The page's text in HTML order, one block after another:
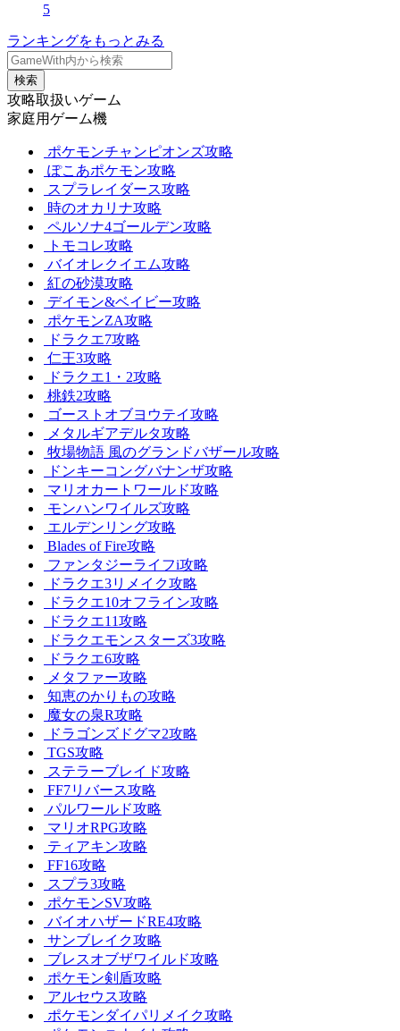
5
ランキングをもっとみる
検索
攻略取扱いゲーム
家庭用ゲーム機
ポケモンチャンピオンズ攻略
ぽこあポケモン攻略
スプラレイダース攻略
時のオカリナ攻略
ペルソナ4ゴールデン攻略
トモコレ攻略
バイオレクイエム攻略
紅の砂漠攻略
デイモン&ベイビー攻略
ポケモンZA攻略
ドラクエ7攻略
仁王3攻略
ドラクエ1・2攻略
桃鉄2攻略
ゴーストオブヨウテイ攻略
メタルギアデルタ攻略
牧場物語 風のグランドバザール攻略
ドンキーコングバナンザ攻略
マリオカートワールド攻略
モンハンワイルズ攻略
エルデンリング攻略
Blades of Fire攻略
ファンタジーライフi攻略
ドラクエ3リメイク攻略
ドラクエ10オフライン攻略
ドラクエ11攻略
ドラクエモンスターズ3攻略
ドラクエ6攻略
メタファー攻略
知恵のかりもの攻略
魔女の泉R攻略
ドラゴンズドグマ2攻略
TGS攻略
ステラーブレイド攻略
FF7リバース攻略
パルワールド攻略
マリオRPG攻略
ティアキン攻略
FF16攻略
スプラ3攻略
ポケモンSV攻略
バイオハザードRE4攻略
サンブレイク攻略
ブレスオブザワイルド攻略
ポケモン剣盾攻略
アルセウス攻略
ポケモンダイパリメイク攻略